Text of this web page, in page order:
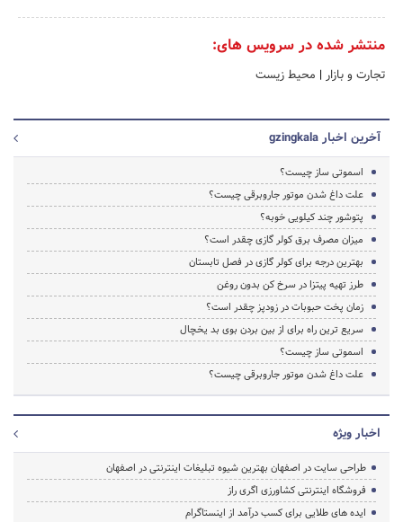
منتشر شده در سرویس های:
تجارت و بازار | محیط زیست
آخرین اخبار gzingkala
اسموتی ساز چیست؟
علت داغ شدن موتور جاروبرقی چیست؟
پتوشور چند کیلویی خوبه؟
میزان مصرف برق کولر گازی چقدر است؟
بهترین درجه برای کولر گازی در فصل تابستان
طرز تهیه پیتزا در سرخ کن بدون روغن
زمان پخت حبوبات در زودپز چقدر است؟
سریع ترین راه برای از بین بردن بوی بد یخچال
اسموتی ساز چیست؟
علت داغ شدن موتور جاروبرقی چیست؟
اخبار ویژه
طراحی سایت در اصفهان بهترین شیوه تبلیغات اینترنتی در اصفهان
فروشگاه اینترنتی کشاورزی اگری راز
ایده های طلایی برای کسب درآمد از اینستاگرام